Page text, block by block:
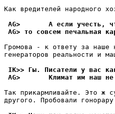
Как вредителей народного
AG>       А если учесть,
AG> то совсем печальная
Громова - к ответу за наше
генераторов реальности и
IK>> Гы. Писатели у вас
AG>       Климат им наш не
Так пpикаpмливайте. Это ж
дpугого. Пробовали